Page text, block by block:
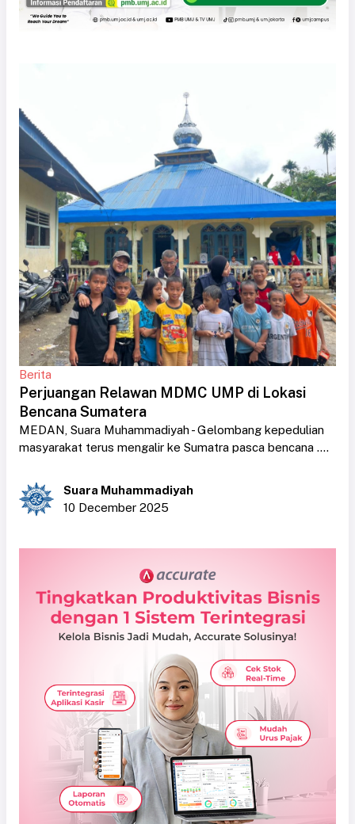
Berita
Perjuangan Relawan MDMC UMP di Lokasi
Bencana Sumatera
MEDAN, Suara Muhammadiyah - Gelombang kepedulian
masyarakat terus mengalir ke Sumatra pasca bencana ....
Suara Muhammadiyah
10 December 2025